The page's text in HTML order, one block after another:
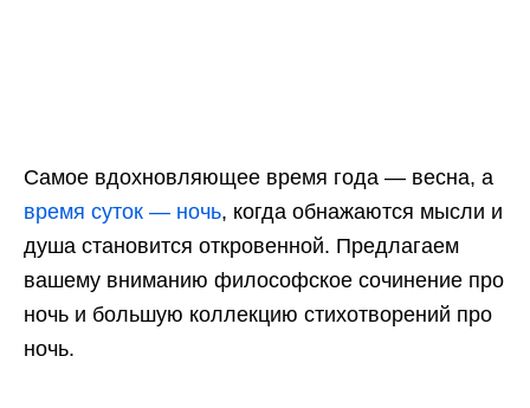
Самое вдохновляющее время года — весна, а
время суток — ночь, когда обнажаются мысли и
душа становится откровенной. Предлагаем
вашему вниманию философское сочинение про
ночь и большую коллекцию стихотворений про
ночь.